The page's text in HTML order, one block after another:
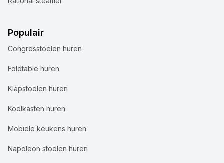
Populair
Congresstoelen huren
Foldtable huren
Klapstoelen huren
Koelkasten huren
Mobiele keukens huren
Napoleon stoelen huren